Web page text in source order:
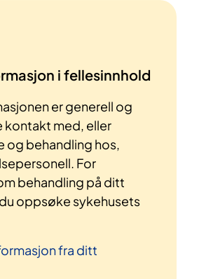
i fellesinnhold
er generell og
kontakt med, eller
og behandling hos,
For
behandling på ditt
oppsøke sykehusets
fra ditt